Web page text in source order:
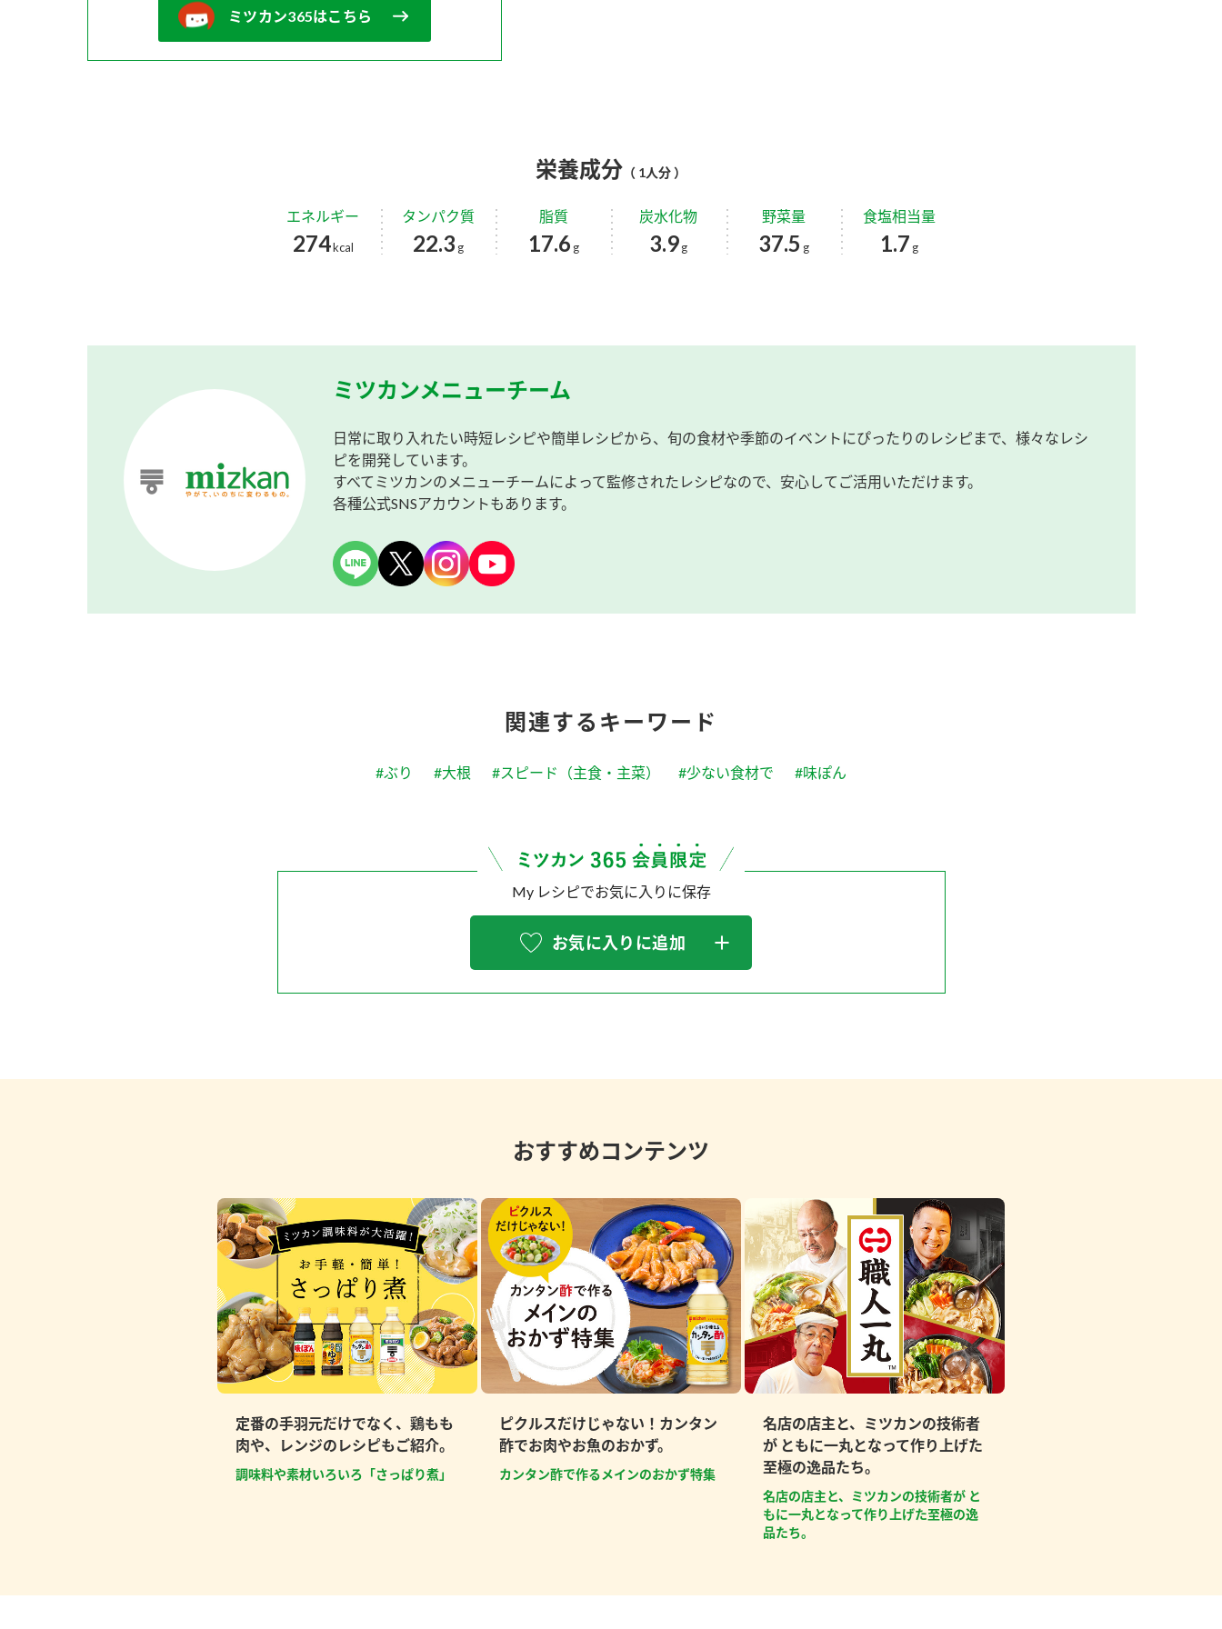
ミツカン365はこちら
栄養成分 （ 1人分 ）
エネルギー
274kcal
タンパク質
22.3 g
脂質
17.6 g
炭水化物
3.9g
野菜量
37.5 g
食塩相当量
1.7 g
ミツカンメニューチーム
日常に取り入れたい時短レシピや簡単レシピから、旬の食材や季節のイベントにぴったりのレシピまで、様々なレシ
ピを開発しています。
すべてミツカンのメニューチームによって監修されたレシピなので、安心してご活用いただけます。
各種公式SNSアカウントもあります。
関連するキーワード
#ぶり #大根 #スピード（主食・主菜） #少ない食材で #味ぽん
My レシピでお気に入りに保存
お気に入りに追加
おすすめコンテンツ
定番の手羽元だけでなく、鶏もも
肉や、レンジのレシピもご紹介。
調味料や素材いろいろ「さっぱり煮」
ピクルスだけじゃない！カンタン
酢でお肉やお魚のおかず。
カンタン酢で作るメインのおかず特集
名店の店主と、ミツカンの技術者
が ともに一丸となって作り上げた
至極の逸品たち。
名店の店主と、ミツカンの技術者が と
もに一丸となって作り上げた至極の逸
品たち。